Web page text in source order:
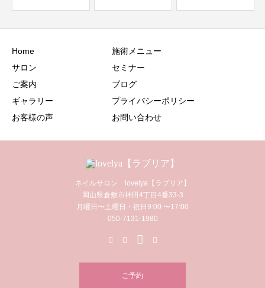
Home
サロン
ご案内
ギャラリー
お客様の声
施術メニュー
セミナー
ブログ
プライバシーポリシー
お問い合わせ
ネイルサロン lovelya【ラブリア】
岡山県倉敷市神田4丁目4番33-3
月曜日〜土曜日・祝日9:00 〜17:00
050-7131-1980
ご予約